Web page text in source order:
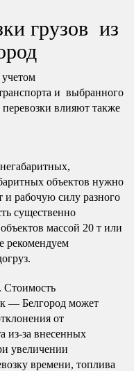
грузов из
и выбранного
влияют также
объектов нужно
и рабочую силу разного
существенно
массой 20 т или
рекомендуем
Стоимость
— Белгород может
от
из-за внесенных
увеличении
времени, топлива